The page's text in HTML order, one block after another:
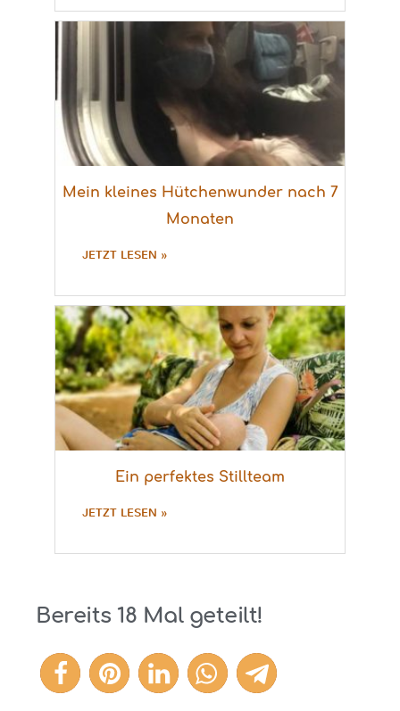
Mein kleines Hütchenwunder nach 7
Monaten
JETZT LESEN »
Ein perfektes Stillteam
JETZT LESEN »
Bereits 18 Mal geteilt!
18